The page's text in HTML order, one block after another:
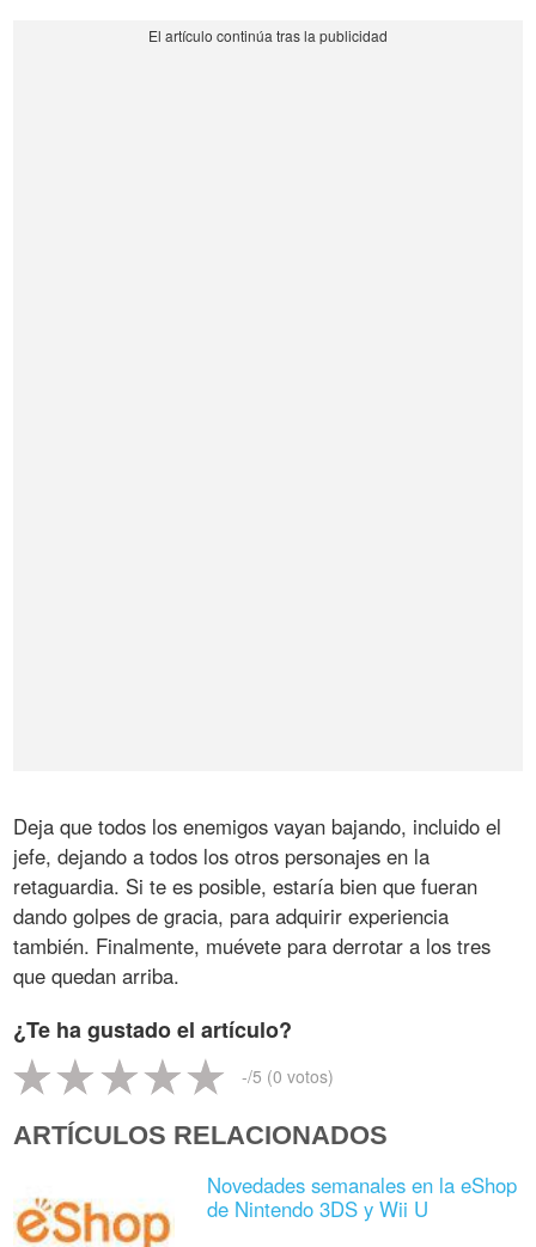
Deja que todos los enemigos vayan bajando, incluido el
jefe, dejando a todos los otros personajes en la
retaguardia. Si te es posible, estaría bien que fueran
dando golpes de gracia, para adquirir experiencia
también. Finalmente, muévete para derrotar a los tres
que quedan arriba.
¿Te ha gustado el artículo?
-/5 (0 votos)
ARTÍCULOS RELACIONADOS
Novedades semanales en la eShop
de Nintendo 3DS y Wii U